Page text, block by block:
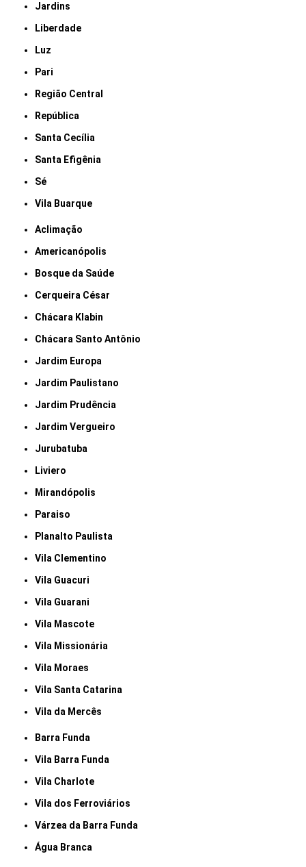
Jardins
Liberdade
Luz
Pari
Região Central
República
Santa Cecília
Santa Efigênia
Sé
Vila Buarque
Aclimação
Americanópolis
Bosque da Saúde
Cerqueira César
Chácara Klabin
Chácara Santo Antônio
Jardim Europa
Jardim Paulistano
Jardim Prudência
Jardim Vergueiro
Jurubatuba
Liviero
Mirandópolis
Paraiso
Planalto Paulista
Vila Clementino
Vila Guacuri
Vila Guarani
Vila Mascote
Vila Missionária
Vila Moraes
Vila Santa Catarina
Vila da Mercês
Barra Funda
Vila Barra Funda
Vila Charlote
Vila dos Ferroviários
Várzea da Barra Funda
Água Branca